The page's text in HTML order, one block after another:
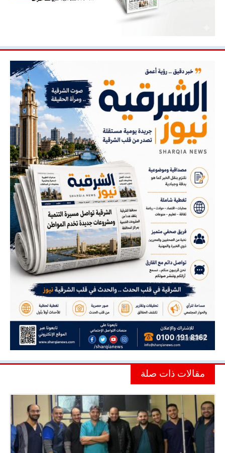
مقالات ذات صلة